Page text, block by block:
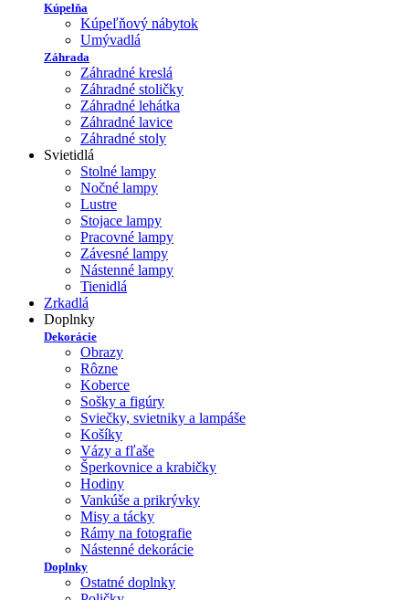
Kúpelňa
Kúpeľňový nábytok
Umývadlá
Záhrada
Záhradné kreslá
Záhradné stoličky
Záhradné lehátka
Záhradné lavice
Záhradné stoly
Svietidlá
Stolné lampy
Nočné lampy
Lustre
Stojace lampy
Pracovné lampy
Závesné lampy
Nástenné lampy
Tienidlá
Zrkadlá
Doplnky
Dekorácie
Obrazy
Rôzne
Koberce
Sošky a figúry
Sviečky, svietniky a lampáše
Košíky
Vázy a fľaše
Šperkovnice a krabičky
Hodiny
Vankúše a prikrývky
Misy a tácky
Rámy na fotografie
Nástenné dekorácie
Doplnky
Ostatné doplnky